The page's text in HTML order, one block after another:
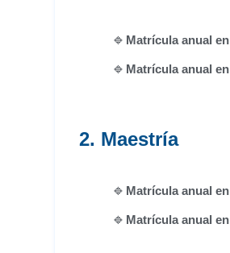
Matrícula anual
Matrícula anual
2. Maestría
Matrícula anual
Matrícula anual